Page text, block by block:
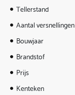
Tellerstand
Aantal versnellingen
Bouwjaar
Brandstof
Prijs
Kenteken